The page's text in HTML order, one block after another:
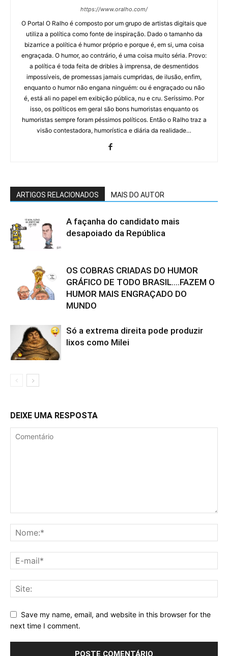
https://www.oralho.com/
O Portal O Ralho é composto por um grupo de artistas digitais que
utiliza a política como fonte de inspiração. Dado o tamanho da
bizarrice a política é humor próprio e porque é, em si, uma coisa
engraçada. O humor, ao contrário, é uma coisa muito séria. Provo:
a política é toda feita de dribles à imprensa, de desmentidos
impossíveis, de promessas jamais cumpridas, de ilusão, enfim,
enquanto o humor não engana ninguém: ou é engraçado ou não
é, está ali no papel em exibição pública, nu e cru. Seríssimo. Por
isso, os políticos em geral são bons humoristas enquanto os
humoristas sempre foram péssimos políticos. Então o Ralho traz a
visão contestadora, humorística e diária da realidade…
ARTIGOS RELACIONADOS MAIS DO AUTOR
A façanha do candidato mais
desapoiado da República
OS COBRAS CRIADAS DO HUMOR
GRÁFICO DE TODO BRASIL….FAZEM O
HUMOR MAIS ENGRAÇADO DO
MUNDO
Só a extrema direita pode produzir
lixos como Milei
DEIXE UMA RESPOSTA
Save my name, email, and website in this browser for the
next time I comment.